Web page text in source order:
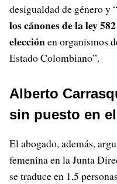
desigualdad de género y “
los cánones de la ley
elecciónen organismos
Estado Colombiano”.
Alberto
sin puesto en
El abogado, además,
femenina en la Junta
se traduce en 1,5